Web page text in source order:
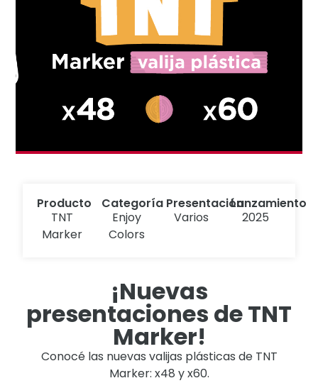
¡Nuevas
presentaciones de TNT
Marker!
Conocé las nuevas valijas plásticas de TNT
Marker: x48 y x60.
Producto
TNT
Marker
Categoría
Enjoy
Colors
Presentación
Varios
Lanzamiento
2025